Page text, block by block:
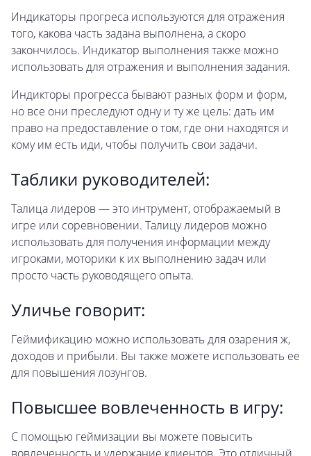
Индикаторы прогреса используются для отражения
того, какова часть задана выполнена, а скоро
закончилось. Индикатор выполнения также можно
использовать для отражения и выполнения задания.
Индикторы прогресса бывают разных форм и форм,
но все они преследуют одну и ту же цель: дать им
право на предоставление о том, где они находятся и
кому им есть иди, чтобы получить свои задачи.
Таблики руководителей:
Талица лидеров — это интрумент, отображаемый в
игре или соревновении. Талицу лидеров можно
использовать для получения информации между
игроками, моторики к их выполнению задач или
просто часть руководящего опыта.
Уличье говорит:
Геймификацию можно использовать для озарения ж,
доходов и прибыли. Вы также можете использовать ее
для повышения лозунгов.
Повысшее вовлеченность в игру:
С помощью геймизации вы можете повысить